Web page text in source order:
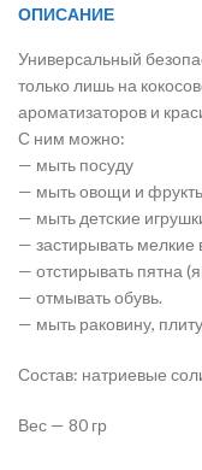
ОПИСАНИЕ
Универсальный
только лишь на
ароматизаторов и
С ним можно:
— мыть посуду
— мыть овощи и
— мыть детские
— застирывать мелкие
— отстирывать пятна
— отмывать обувь.
— мыть раковину,
Состав: натриевые
Вес — 80 гр